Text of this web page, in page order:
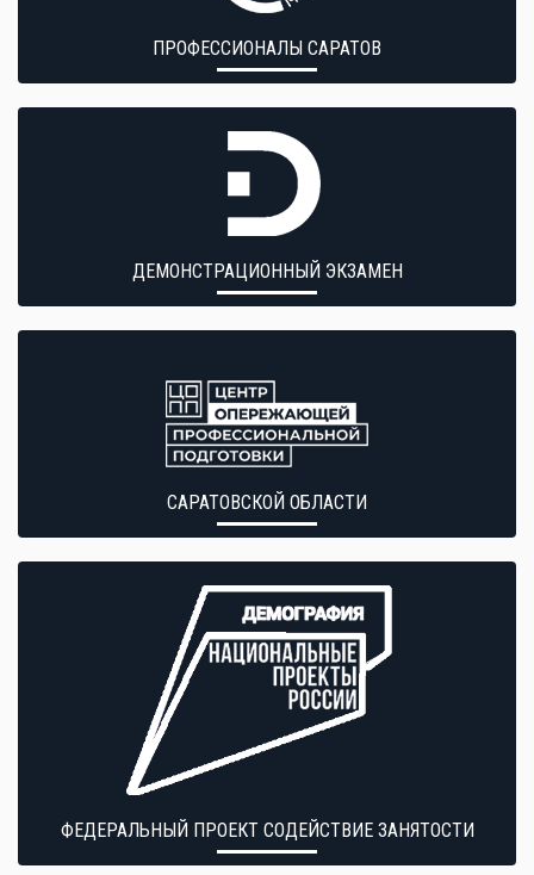
ПРОФЕССИОНАЛЫ САРАТОВ
ДЕМОНСТРАЦИОННЫЙ ЭКЗАМЕН
САРАТОВСКОЙ ОБЛАСТИ
ФЕДЕРАЛЬНЫЙ ПРОЕКТ СОДЕЙСТВИЕ ЗАНЯТОСТИ